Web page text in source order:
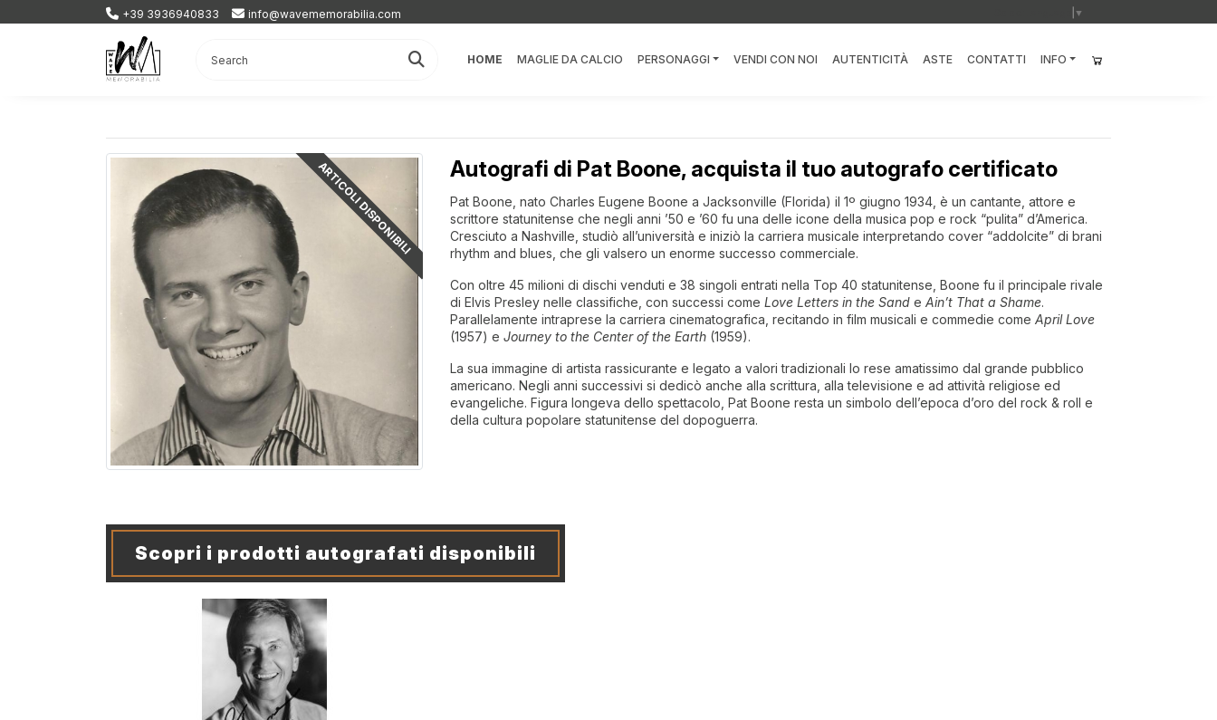
+39 3936940833 info@wavememorabilia.com ▼
HOME MAGLIE DA CALCIO PERSONAGGI VENDI CON NOI AUTENTICITÀ ASTE CONTATTI INFO
ARTICOLI DISPONIBILI Autografi di Pat Boone, acquista il tuo autografo certificato
ChatGPT ha detto:
Pat Boone, nato Charles Eugene Boone a Jacksonville (Florida) il 1º giugno 1934, è un cantante, attore e
scrittore statunitense che negli anni ’50 e ’60 fu una delle icone della musica pop e rock “pulita” d’America.
Cresciuto a Nashville, studiò all’università e iniziò la carriera musicale interpretando cover “addolcite” di brani
rhythm and blues, che gli valsero un enorme successo commerciale.
Con oltre 45 milioni di dischi venduti e 38 singoli entrati nella Top 40 statunitense, Boone fu il principale rivale
di Elvis Presley nelle classifiche, con successi come Love Letters in the Sande Ain’t That a Shame.
Parallelamente intraprese la carriera cinematografica, recitando in film musicali e commedie come April Love
(1957) e Journey to the Center of the Earth(1959).
La sua immagine di artista rassicurante e legato a valori tradizionali lo rese amatissimo dal grande pubblico
americano. Negli anni successivi si dedicò anche alla scrittura, alla televisione e ad attività religiose ed
evangeliche. Figura longeva dello spettacolo, Pat Boone resta un simbolo dell’epoca d’oro del rock & roll e
della cultura popolare statunitense del dopoguerra.
Scopri i prodotti autografati disponibili